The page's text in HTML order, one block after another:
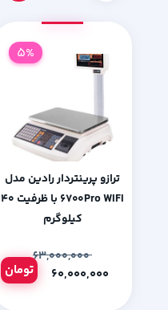
ترازو پرینتردار رادین مدل
۶۷۰۰Pro WIFI با ظرفیت ۴۰
کیلوگرم
۶۳,۰۰۰,۰۰۰
تومان
5%